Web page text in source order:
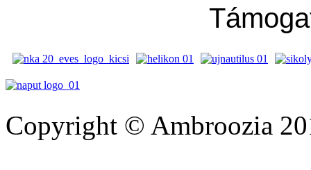
Copyright © Ambroozia